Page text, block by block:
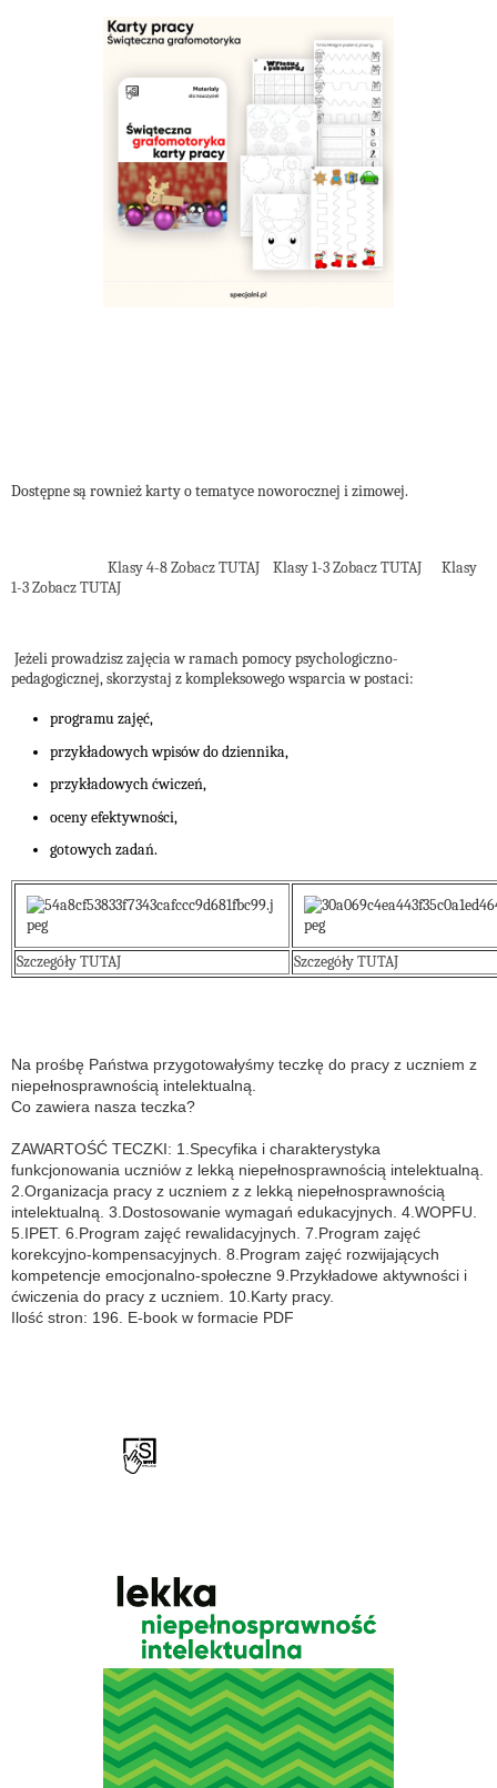
Dostępne są rownież karty o tematyce noworocznej i zimowej.
Klasy 4-8 Zobacz TUTAJ Klasy 1-3 Zobacz TUTAJ
Klasy
1-3 Zobacz TUTAJ
Jeżeli prowadzisz zajęcia w ramach pomocy psychologiczno-
pedagogicznej, skorzystaj z kompleksowego wsparcia w postaci:
programu zajęć,
przykładowych wpisów do dziennika,
przykładowych ćwiczeń,
oceny efektywności,
gotowych zadań.
Szczegóły TUTAJ Szczegóły TUTAJ
Na prośbę Państwa przygotowałyśmy teczkę do pracy z uczniem z
niepełnosprawnością intelektualną.
Co zawiera nasza teczka?
ZAWARTOŚĆ TECZKI: 1.Specyfika i charakterystyka
funkcjonowania uczniów z lekką niepełnosprawnością intelektualną.
2.Organizacja pracy z uczniem z z lekką niepełnosprawnością
intelektualną. 3.Dostosowanie wymagań edukacyjnych. 4.WOPFU.
5.IPET. 6.Program zajęć rewalidacyjnych. 7.Program zajęć
korekcyjno-kompensacyjnych. 8.Program zajęć rozwijających
kompetencje emocjonalno-społeczne 9.Przykładowe aktywności i
ćwiczenia do pracy z uczniem. 10.Karty pracy.
Ilość stron: 196. E-book w formacie PDF